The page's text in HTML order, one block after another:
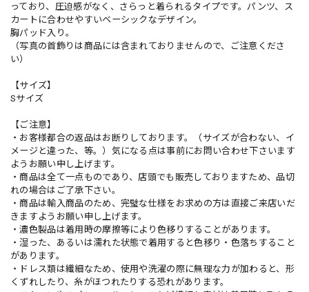
っており、圧迫感がなく、さらっと着られるタイプです。パンツ、ス
カートに合わせやすいベーシックなデザイン。
胸パッド入り。
（写真の首飾りは商品には含まれておりませんので、ご注意くださ
い）
【サイズ】
Sサイズ
【ご注意】
・お客様都合の返品はお断りしております。（サイズが合わない、イ
メージと違った、等。）気になる点は事前にお問い合わせ下さいます
ようお願い申し上げます。
・商品は全て一点ものであり、店頭でも販売しておりますため、品切
れの場合はご了承下さい。
・商品は輸入商品のため、完璧な仕様をお求めの方は直接ご来店いだ
きますようお願い申し上げます。
・濃色製品は着用時の摩擦等により色移りすることがあります。
・湿った、あるいは濡れた状態で着用すると色移り・色落ちすること
があります。
・ドレス類は繊細なため、使用や洗濯の際に無理な力が加わると、形
くずれしたり、糸がほつれたりする恐れがあります。